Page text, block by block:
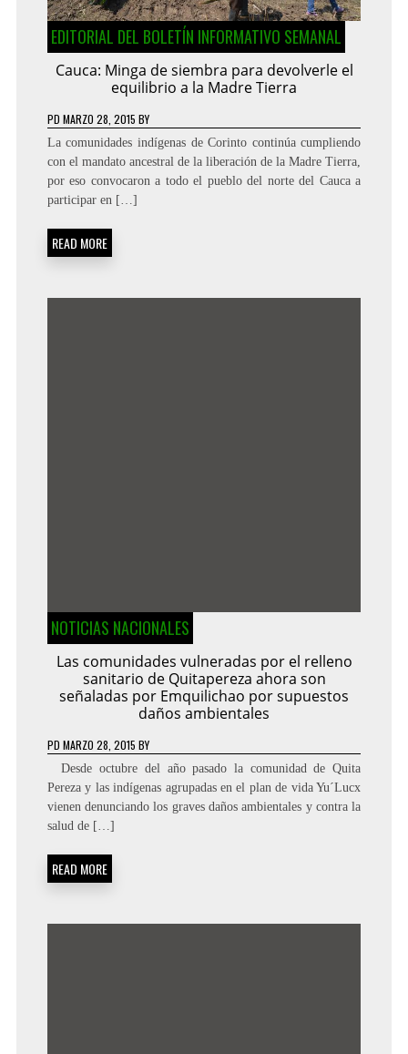
EDITORIAL DEL BOLETÍN INFORMATIVO SEMANAL
Cauca: Minga de siembra para devolverle el
equilibrio a la Madre Tierra
PD MARZO 28, 2015 BY
La comunidades indígenas de Corinto continúa cumpliendo
con el mandato ancestral de la liberación de la Madre Tierra,
por eso convocaron a todo el pueblo del norte del Cauca a
participar en […]
READ MORE
NOTICIAS NACIONALES
Las comunidades vulneradas por el relleno
sanitario de Quitapereza ahora son
señaladas por Emquilichao por supuestos
daños ambientales
PD MARZO 28, 2015 BY
Desde octubre del año pasado la comunidad de Quita
Pereza y las indígenas agrupadas en el plan de vida Yu´Lucx
vienen denunciando los graves daños ambientales y contra la
salud de […]
READ MORE